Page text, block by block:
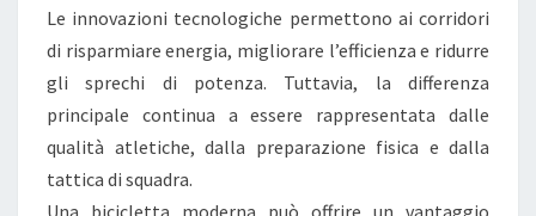
Le innovazioni tecnologiche permettono ai corridori
di risparmiare energia, migliorare l’efficienza e ridurre
gli sprechi di potenza. Tuttavia, la differenza
principale continua a essere rappresentata dalle
qualità atletiche, dalla preparazione fisica e dalla
tattica di squadra.